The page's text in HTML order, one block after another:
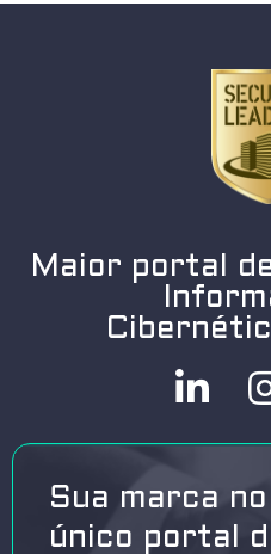
Maior portal
Sua marca no
único portal